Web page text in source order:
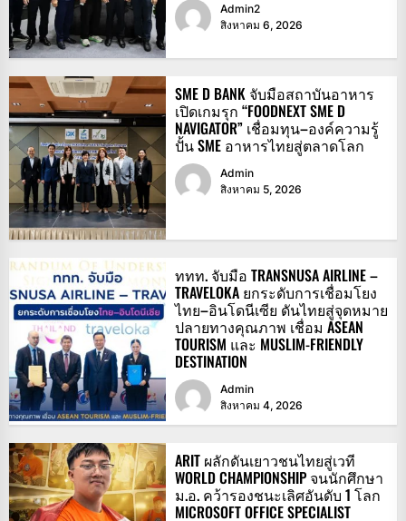
Admin2
สิงหาคม 6, 2026
SME D BANK จับมือสถาบันอาหาร
เปิดเกมรุก “FOODNEXT SME D
NAVIGATOR” เชื่อมทุน–องค์ความรู้
ปั้น SME อาหารไทยสู่ตลาดโลก
Admin
สิงหาคม 5, 2026
ททท. จับมือ TRANSNUSA AIRLINE –
TRAVELOKA ยกระดับการเชื่อมโยง
ไทย–อินโดนีเซีย ดันไทยสู่จุดหมาย
ปลายทางคุณภาพ เชื่อม ASEAN
TOURISM และ MUSLIM-FRIENDLY
DESTINATION
Admin
สิงหาคม 4, 2026
ARIT ผลักดันเยาวชนไทยสู่เวที
WORLD CHAMPIONSHIP จนนักศึกษา
ม.อ. คว้ารองชนะเลิศอันดับ 1 โลก
MICROSOFT OFFICE SPECIALIST